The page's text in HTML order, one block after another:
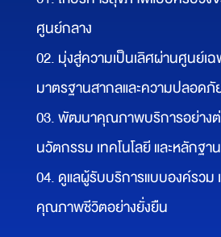
01. ให้บริการสุขภาพแบบครบวงจ
ศูนย์กลาง
02. มุ่งสู่ความเป็นเลิศผ่านศูนย์เฉ
มาตรฐานสากลและความปลอดภั
03. พัฒนาคุณภาพบริการอย่างต่
นวัตกรรม เทคโนโลยี และหลักฐาน
04. ดูแลผู้รับบริการแบบองค์รวม
คุณภาพชีวิตอย่างยั่งยืน